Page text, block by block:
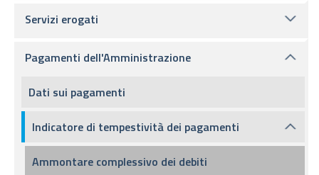
Servizi erogati
Pagamenti dell'Amministrazione
Dati sui pagamenti
Indicatore di tempestività dei pagamenti
Ammontare complessivo dei debiti